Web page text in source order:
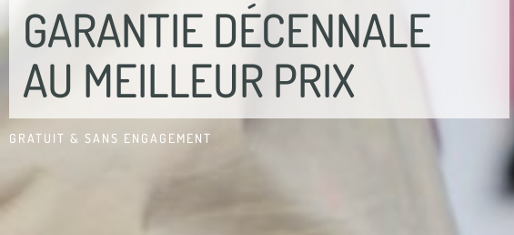
GARANTIE DÉCENNALE
AU MEILLEUR PRIX
GRATUIT & SANS ENGAGEMENT